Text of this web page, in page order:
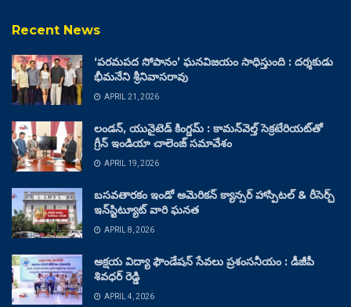
Recent News
‘పరమపద సోపానం’ ఘనవిజయం సాధిస్తుంది : దర్శకుడు
భీమనేని శ్రీనివాసరావు
APRIL 21, 2026
లండన్, యునైటెడ్ కింగ్డమ్ : కామన్‌వెల్త్ సెక్రటేరియట్‌తో
గ్రీన్ ఇండియా చాలెంజ్ సమావేశం
APRIL 19, 2026
బసవతారకం ఇండో అమెరికన్ క్యాన్సర్ హాస్పిటల్ & రీసెర్చ్
ఇన్‌స్టిట్యూట్ వారి ఘనత
APRIL 8, 2026
అక్షయ విద్యా ఫౌండేషన్ సేవలు ప్రశంసనీయం : డీజీపీ
శివధర్ రెడ్డి
APRIL 4, 2026